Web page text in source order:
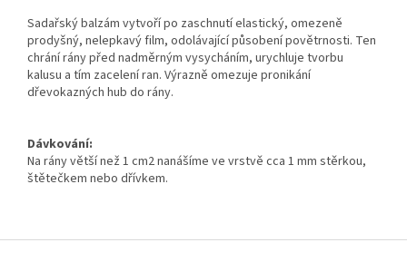
Sadařský balzám vytvoří po zaschnutí elastický, omezeně
prodyšný, nelepkavý film, odolávající působení povětrnosti. Ten
chrání rány před nadměrným vysycháním, urychluje tvorbu
kalusu a tím zacelení ran. Výrazně omezuje pronikání
dřevokazných hub do rány.
Dávkování:
Na rány větší než 1 cm2 nanášíme ve vrstvě cca 1 mm stěrkou,
štětečkem nebo dřívkem.